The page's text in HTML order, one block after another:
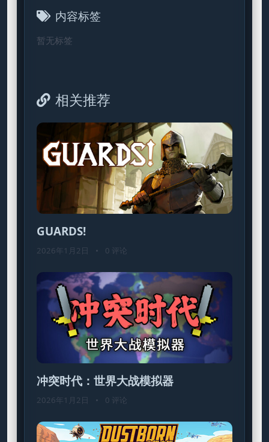
内容标签
暂无标签
相关推荐
GUARDS!
2026年1月2日 • 0 评论
冲突时代：世界大战模拟器
2026年1月2日 • 0 评论